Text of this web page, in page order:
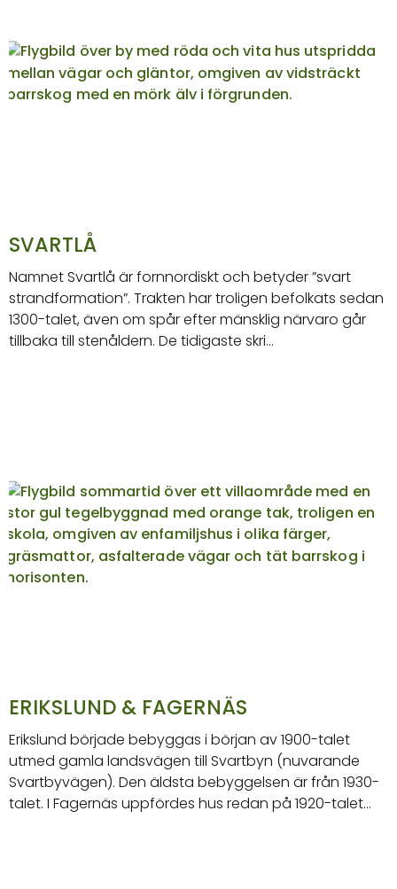
SVARTLÅ
Namnet Svartlå är fornnordiskt och betyder ”svart
strandformation”. Trakten har troligen befolkats sedan
1300-talet, även om spår efter mänsklig närvaro går
tillbaka till stenåldern. De tidigaste skri…
ERIKSLUND & FAGERNÄS
Erikslund började bebyggas i början av 1900-talet
utmed gamla landsvägen till Svartbyn (nuvarande
Svartbyvägen). Den äldsta bebyggelsen är från 1930-
talet. I Fagernäs uppfördes hus redan på 1920-talet…